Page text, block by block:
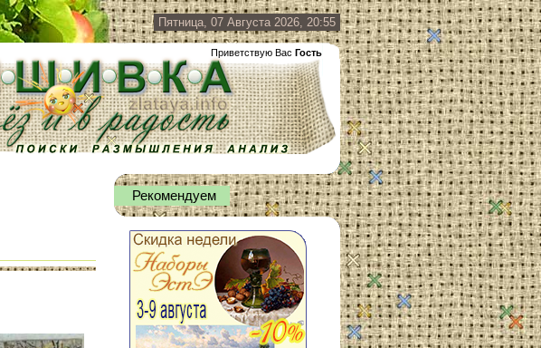
Пятница, 07 Августа 2026, 20:55
Приветствую Вас Гость
Рекомендуем